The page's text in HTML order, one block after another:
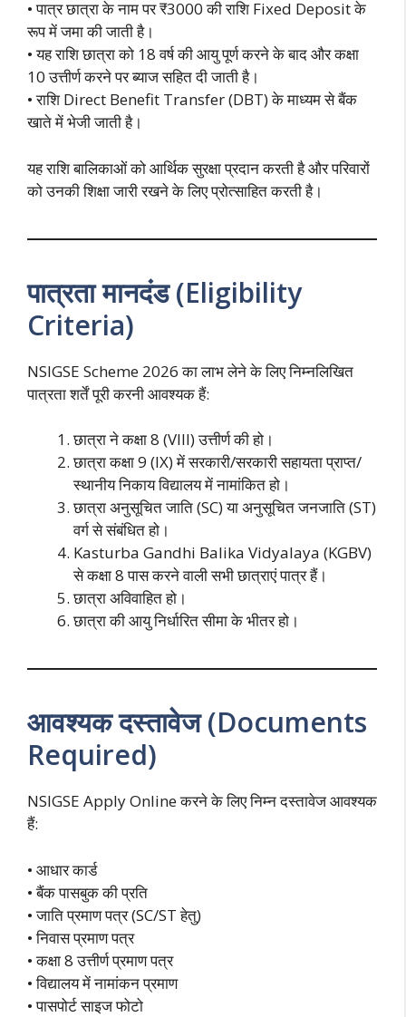
• पात्र छात्रा के नाम पर ₹3000 की राशि Fixed Deposit के
रूप में जमा की जाती है।
• यह राशि छात्रा को 18 वर्ष की आयु पूर्ण करने के बाद और कक्षा
10 उत्तीर्ण करने पर ब्याज सहित दी जाती है।
• राशि Direct Benefit Transfer (DBT) के माध्यम से बैंक
खाते में भेजी जाती है।
यह राशि बालिकाओं को आर्थिक सुरक्षा प्रदान करती है और परिवारों
को उनकी शिक्षा जारी रखने के लिए प्रोत्साहित करती है।
पात्रता मानदंड (Eligibility
Criteria)
NSIGSE Scheme 2026 का लाभ लेने के लिए निम्नलिखित
पात्रता शर्तें पूरी करनी आवश्यक हैं:
छात्रा ने कक्षा 8 (VIII) उत्तीर्ण की हो।
छात्रा कक्षा 9 (IX) में सरकारी/सरकारी सहायता प्राप्त/
स्थानीय निकाय विद्यालय में नामांकित हो।
छात्रा अनुसूचित जाति (SC) या अनुसूचित जनजाति (ST)
वर्ग से संबंधित हो।
Kasturba Gandhi Balika Vidyalaya (KGBV)
से कक्षा 8 पास करने वाली सभी छात्राएं पात्र हैं।
छात्रा अविवाहित हो।
छात्रा की आयु निर्धारित सीमा के भीतर हो।
आवश्यक दस्तावेज (Documents
Required)
NSIGSE Apply Online करने के लिए निम्न दस्तावेज आवश्यक
हैं:
• आधार कार्ड
• बैंक पासबुक की प्रति
• जाति प्रमाण पत्र (SC/ST हेतु)
• निवास प्रमाण पत्र
• कक्षा 8 उत्तीर्ण प्रमाण पत्र
• विद्यालय में नामांकन प्रमाण
• पासपोर्ट साइज फोटो